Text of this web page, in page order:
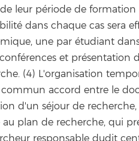
leur période de
dans chaque cas sera
une par étudiant
et
(4) L'organisation
accord entre le
d'un séjour de
plan de recherche, qui
responsable dudit